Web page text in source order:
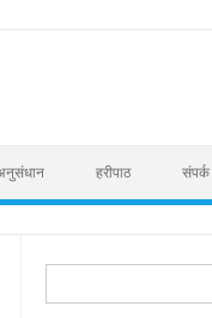
अनुसंधान हरीपाठ संपर्क